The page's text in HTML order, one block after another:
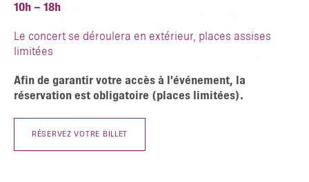
10h – 18h
Le concert se déroulera en extérieur, places assises
limitées
Afin de garantir votre accès à l’événement, la
réservation est obligatoire (places limitées).
RÉSERVEZ VOTRE BILLET